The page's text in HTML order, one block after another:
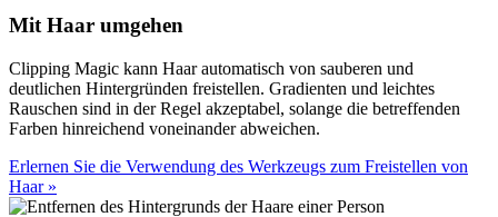
Mit Haar umgehen
Clipping Magic kann Haar automatisch von sauberen und
deutlichen Hintergründen freistellen. Gradienten und leichtes
Rauschen sind in der Regel akzeptabel, solange die betreffenden
Farben hinreichend voneinander abweichen.
Erlernen Sie die Verwendung des Werkzeugs zum Freistellen von
Haar »